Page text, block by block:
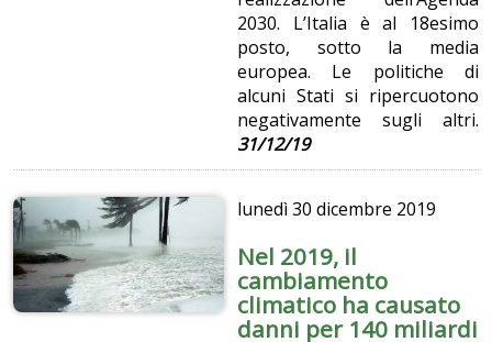
2030. L’Italia è al 18esimo
posto, sotto la media
europea. Le politiche di
alcuni Stati si ripercuotono
negativamente sugli altri.
31/12/19
lunedì30 dicembre 2019
Nel 2019, il
cambiamento
climatico ha causato
danni per 140 miliardi